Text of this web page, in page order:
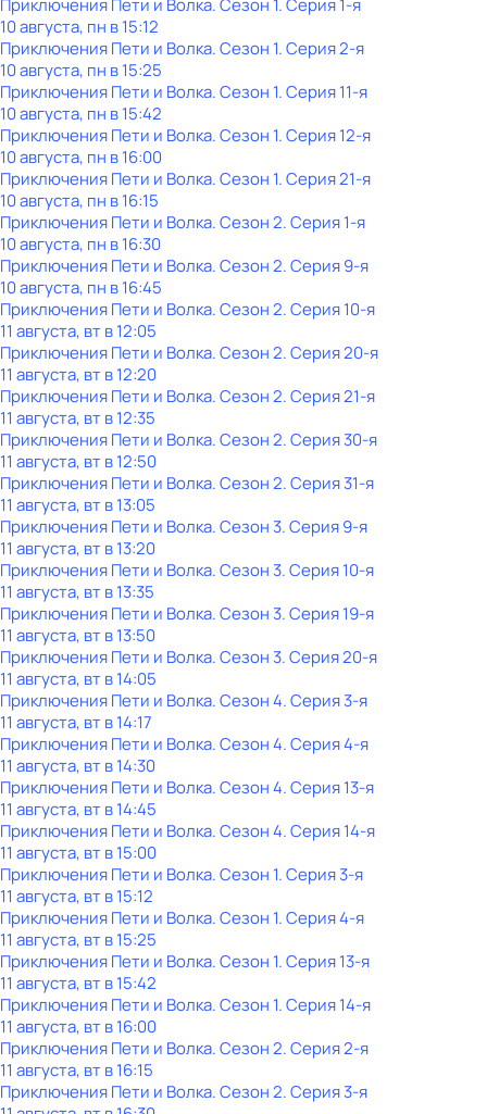
Приключения Пети и Волка. Сезон 1. Серия 1-я
10 августа, пн в 15:12
Приключения Пети и Волка. Сезон 1. Серия 2-я
10 августа, пн в 15:25
Приключения Пети и Волка. Сезон 1. Серия 11-я
10 августа, пн в 15:42
Приключения Пети и Волка. Сезон 1. Серия 12-я
10 августа, пн в 16:00
Приключения Пети и Волка. Сезон 1. Серия 21-я
10 августа, пн в 16:15
Приключения Пети и Волка. Сезон 2. Серия 1-я
10 августа, пн в 16:30
Приключения Пети и Волка. Сезон 2. Серия 9-я
10 августа, пн в 16:45
Приключения Пети и Волка. Сезон 2. Серия 10-я
11 августа, вт в 12:05
Приключения Пети и Волка. Сезон 2. Серия 20-я
11 августа, вт в 12:20
Приключения Пети и Волка. Сезон 2. Серия 21-я
11 августа, вт в 12:35
Приключения Пети и Волка. Сезон 2. Серия 30-я
11 августа, вт в 12:50
Приключения Пети и Волка. Сезон 2. Серия 31-я
11 августа, вт в 13:05
Приключения Пети и Волка. Сезон 3. Серия 9-я
11 августа, вт в 13:20
Приключения Пети и Волка. Сезон 3. Серия 10-я
11 августа, вт в 13:35
Приключения Пети и Волка. Сезон 3. Серия 19-я
11 августа, вт в 13:50
Приключения Пети и Волка. Сезон 3. Серия 20-я
11 августа, вт в 14:05
Приключения Пети и Волка. Сезон 4. Серия 3-я
11 августа, вт в 14:17
Приключения Пети и Волка. Сезон 4. Серия 4-я
11 августа, вт в 14:30
Приключения Пети и Волка. Сезон 4. Серия 13-я
11 августа, вт в 14:45
Приключения Пети и Волка. Сезон 4. Серия 14-я
11 августа, вт в 15:00
Приключения Пети и Волка. Сезон 1. Серия 3-я
11 августа, вт в 15:12
Приключения Пети и Волка. Сезон 1. Серия 4-я
11 августа, вт в 15:25
Приключения Пети и Волка. Сезон 1. Серия 13-я
11 августа, вт в 15:42
Приключения Пети и Волка. Сезон 1. Серия 14-я
11 августа, вт в 16:00
Приключения Пети и Волка. Сезон 2. Серия 2-я
11 августа, вт в 16:15
Приключения Пети и Волка. Сезон 2. Серия 3-я